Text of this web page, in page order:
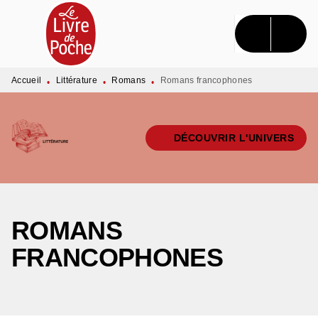
MENU RECHERCHE CONTENU
PIED DE PAGE
Accueil • Littérature • Romans • Romans francophones
DÉCOUVRIR L'UNIVERS
ROMANS
FRANCOPHONES